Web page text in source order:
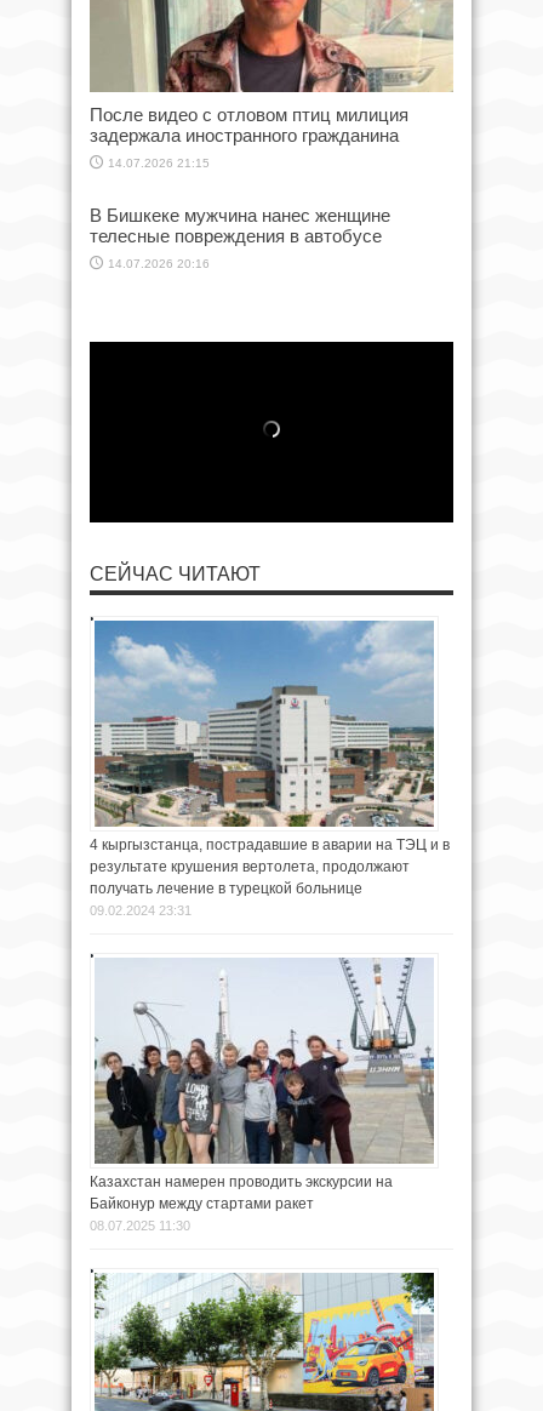
После видео с отловом птиц милиция
задержала иностранного гражданина
14.07.2026 21:15
В Бишкеке мужчина нанес женщине
телесные повреждения в автобусе
14.07.2026 20:16
СЕЙЧАС ЧИТАЮТ
4 кыргызстанца, пострадавшие в аварии на ТЭЦ и в
результате крушения вертолета, продолжают
получать лечение в турецкой больнице
09.02.2024 23:31
Казахстан намерен проводить экскурсии на
Байконур между стартами ракет
08.07.2025 11:30